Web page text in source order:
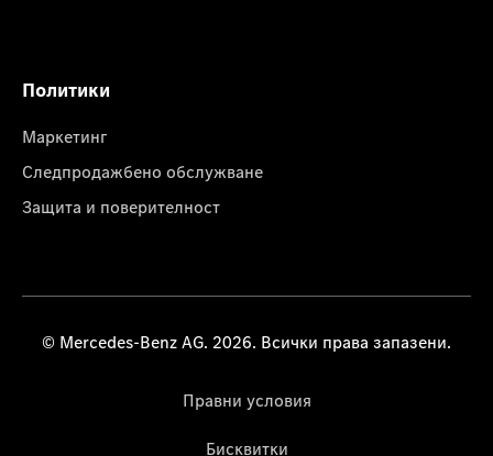
Политики
Маркетинг
Следпродажбено обслужване
Защита и поверителност
© Mercedes-Benz AG. 2026. Всички права запазени.
Правни условия
Бисквитки